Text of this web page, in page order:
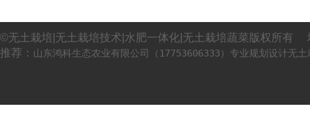
©无土栽培|无土栽培技术|水肥一体化|无土栽培蔬菜版权所有
推荐： 山东鸿科生态农业有限公司（17753606333）专业规划设计无